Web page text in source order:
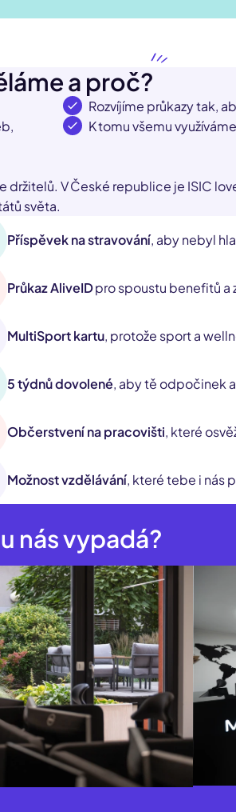
a proč?
Rozvíjíme průkazy tak,
K tomu všemu
držitelů. V České republice je ISIC
světa.
Příspěvek na stravování, aby nebyl
Průkaz AliveIDpro spoustu benefitů a
MultiSport kartu, protože sport a
5 týdnů dovolené, aby tě odpočinek
Občerstvení na pracovišti, které
Možnost vzdělávání, které tebe i nás
nás vypadá?